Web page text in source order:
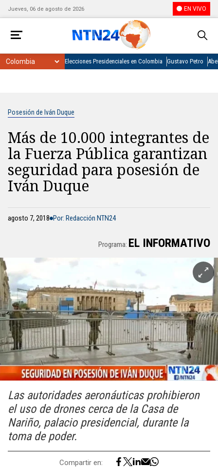
Jueves, 06 de agosto de 2026 EN VIVO
Elecciones Presidenciales en Colombia Gustavo Petro
Posesión de Iván Duque
Más de 10.000 integrantes de
la Fuerza Pública garantizan
seguridad para posesión de
Iván Duque
agosto 7, 2018 Por: Redacción NTN24
Programa: EL INFORMATIVO
Las autoridades aeronáuticas prohibieron
el uso de drones cerca de la Casa de
Nariño, palacio presidencial, durante la
toma de poder.
Compartir en: